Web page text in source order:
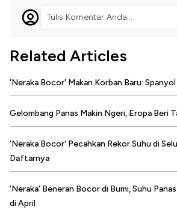
Tulis Komentar Anda...
Related Articles
'Neraka Bocor' Makan Korban Baru: Spanyol
Gelombang Panas Makin Ngeri, Eropa Beri
'Neraka Bocor' Pecahkan Rekor Suhu di
Daftarnya
'Neraka' Beneran Bocor di Bumi, Suhu
di April